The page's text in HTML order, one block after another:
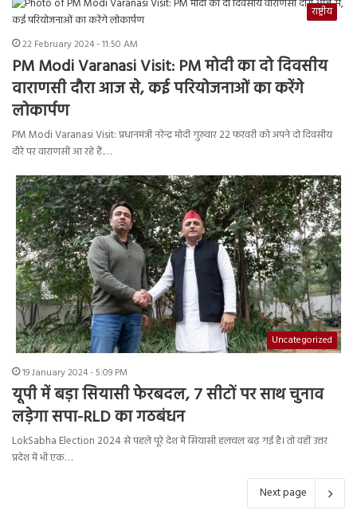
राष्ट्रीय
22 February 2024 - 11:50 AM
PM Modi Varanasi Visit: PM मोदी का दो दिवसीय
वाराणसी दौरा आज से, कई परियोजनाओं का करेंगे
लोकार्पण
PM Modi Varanasi Visit: प्रधानमंत्री नरेन्द्र मोदी गुरुवार 22 फरवरी को अपने दो दिवसीय
दौरे पर वाराणसी आ रहे हैं.…
Uncategorized
19 January 2024 - 5:09 PM
यूपी में बड़ा सियासी फेरबदल, 7 सीटों पर साथ चुनाव
लड़ेगा सपा-RLD का गठबंधन
LokSabha Election 2024 से पहले पूरे देश में सियासी हलचल बढ़ गई है। तो वहीं उत्तर
प्रदेश में भी एक…
Next page